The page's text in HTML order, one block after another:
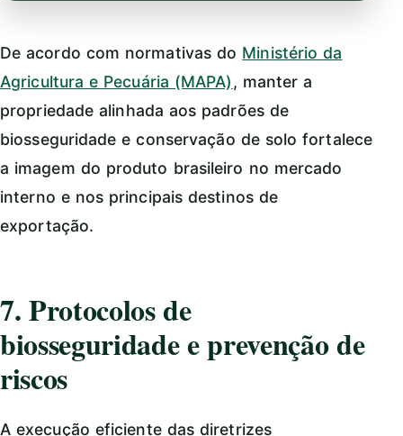
De acordo com normativas do Ministério da
Agricultura e Pecuária (MAPA), manter a
propriedade alinhada aos padrões de
biosseguridade e conservação de solo fortalece
a imagem do produto brasileiro no mercado
interno e nos principais destinos de
exportação.
7. Protocolos de
biosseguridade e prevenção de
riscos
A execução eficiente das diretrizes